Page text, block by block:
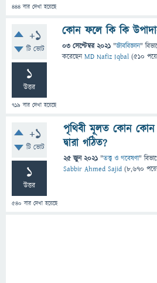
444 বার দেখা হয়েছে
+1
টি ভোট
1
উত্তর
719 বার দেখা হয়েছে
কোন ফলে কি কি
03 সেপ্টেম্বর 2021 "জীববিজ্ঞান"
করেছেনMD Nafiz Iqbal (510
+1
টি ভোট
1
উত্তর
540 বার দেখা হয়েছে
পৃথিবী মূলত কোন কোন
দ্বারা গঠিত?
25 জুন 2021 "তত্ত্ব ও গবেষণা"
Sabbir Ahmed Sajid (8,670